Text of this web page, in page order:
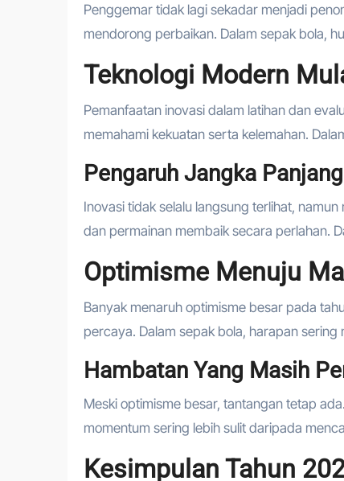
Penggemar tidak lagi sekadar menjadi
mendorong perbaikan. Dalam sepak bola,
Teknologi Modern
Pemanfaatan inovasi dalam latihan dan
memahami kekuatan serta kelemahan.
Pengaruh Jangka
Inovasi tidak selalu langsung terlihat,
dan permainan membaik secara perlahan.
Optimisme Menuju
Banyak menaruh optimisme besar pada
percaya. Dalam sepak bola, harapan
Hambatan Yang Masih
Meski optimisme besar, tantangan tetap
momentum sering lebih sulit daripada
Kesimpulan Tahun